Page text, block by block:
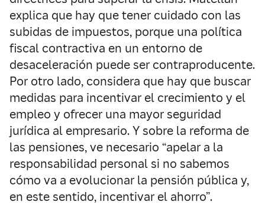
explica que hay que tener cuidado con las
subidas de impuestos, porque una política
fiscal contractiva en un entorno de
desaceleración puede ser contraproducente.
Por otro lado, considera que hay que buscar
medidas para incentivar el crecimiento y el
empleo y ofrecer una mayor seguridad
jurídica al empresario. Y sobre la reforma de
las pensiones, ve necesario “apelar a la
responsabilidad personal si no sabemos
cómo va a evolucionar la pensión pública y,
en este sentido, incentivar el ahorro”.